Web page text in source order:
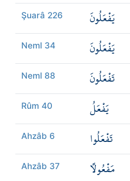
Şuarâ 226 يَفْعَلُونَ
Neml 34 يَفْعَلُونَ
Neml 88 تَفْعَلُونَ
Rûm 40 يَفْعَلُ
Ahzâb 6 تَفْعَلُوا
Ahzâb 37 مَفْعُولًا